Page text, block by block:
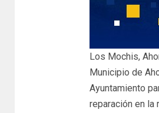
Los Mochis,
Municipio de
Ayuntamiento
reparación en la